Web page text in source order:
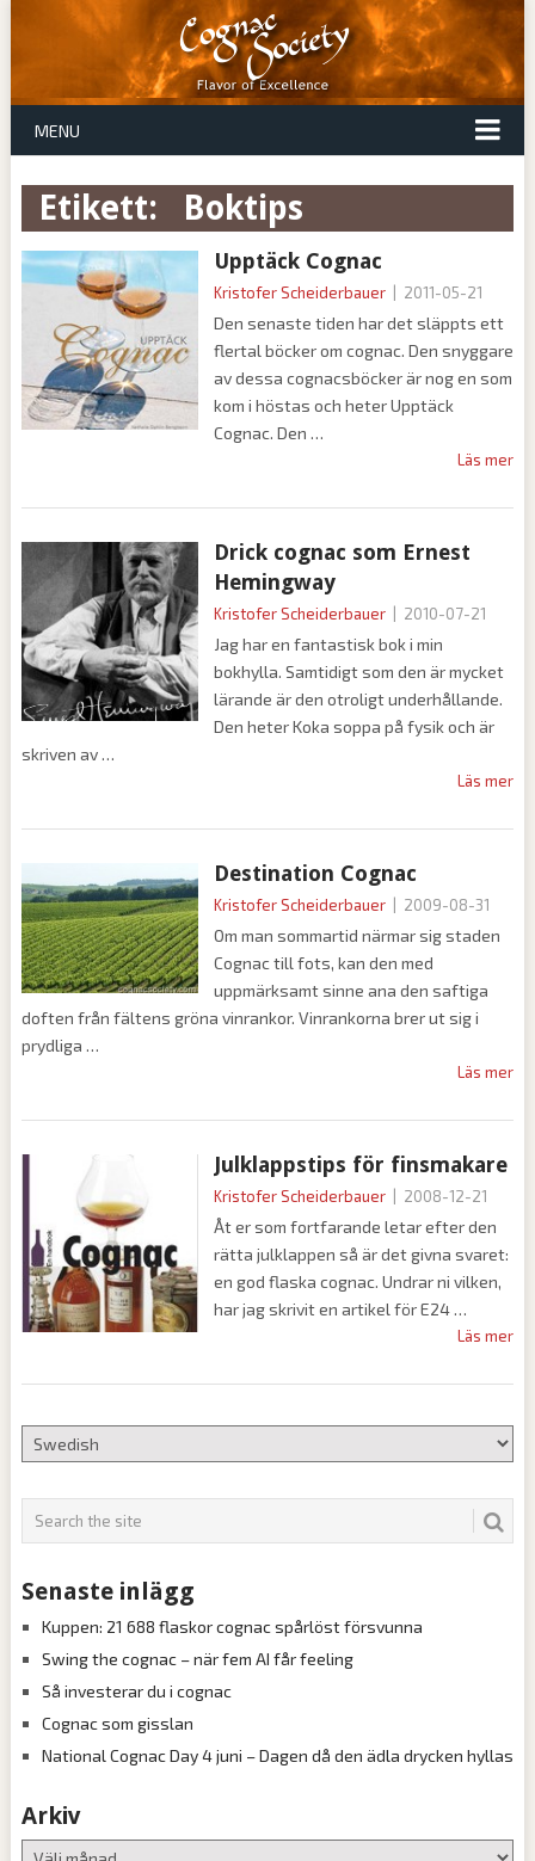
MENU
Etikett: boktips
Upptäck Cognac
Kristofer Scheiderbauer 2011-05-21
Den senaste tiden har det släppts ett
flertal böcker om cognac. Den snyggare
av dessa cognacsböcker är nog en som
kom i höstas och heter Upptäck
Cognac. Den
Läs mer
Drick cognac som Ernest
Hemingway
Kristofer Scheiderbauer 2010-07-21
Jag har en fantastisk bok i min
bokhylla. Samtidigt som den är mycket
lärande är den otroligt underhållande.
Den heter Koka soppa på fysik och är
skriven av
Läs mer
Destination Cognac
Kristofer Scheiderbauer 2009-08-31
Om man sommartid närmar sig staden
Cognac till fots, kan den med
uppmärksamt sinne ana den saftiga
doften från fältens gröna vinrankor. Vinrankorna brer ut sig i
prydliga
Läs mer
Julklappstips för finsmakare
Kristofer Scheiderbauer 2008-12-21
Åt er som fortfarande letar efter den
rätta julklappen så är det givna svaret:
en god flaska cognac. Undrar ni vilken,
har jag skrivit en artikel för E24
Läs mer
Senaste inlägg
Kuppen: 21 688 flaskor cognac spårlöst försvunna
Swing the cognac – när fem AI får feeling
Så investerar du i cognac
Cognac som gisslan
National Cognac Day 4 juni – Dagen då den ädla drycken hyllas
Arkiv
Arkiv